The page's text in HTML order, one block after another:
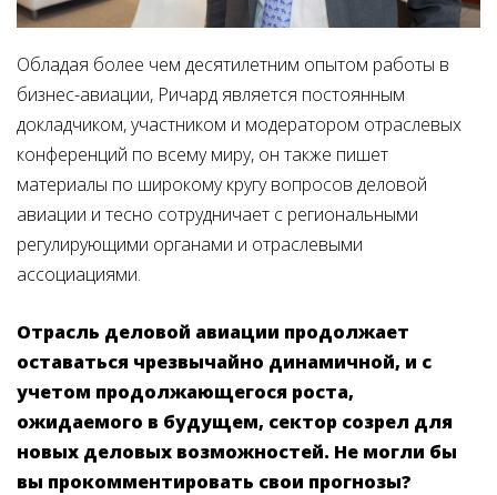
Обладая более чем десятилетним опытом работы в
бизнес-авиации, Ричард является постоянным
докладчиком, участником и модератором отраслевых
конференций по всему миру, он также пишет
материалы по широкому кругу вопросов деловой
авиации и тесно сотрудничает с региональными
регулирующими органами и отраслевыми
ассоциациями.
Отрасль деловой авиации продолжает
оставаться чрезвычайно динамичной, и с
учетом продолжающегося роста,
ожидаемого в будущем, сектор созрел для
новых деловых возможностей. Не могли бы
вы прокомментировать свои прогнозы?